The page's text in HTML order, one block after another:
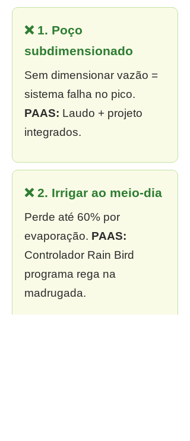
❌ 1. Poço
subdimensionado
Sem dimensionar vazão =
sistema falha no pico.
PAAS: Laudo + projeto
integrados.
❌ 2. Irrigar ao meio-dia
Perde até 60% por
evaporação. PAAS:
Controlador Rain Bird
programa rega na
madrugada.